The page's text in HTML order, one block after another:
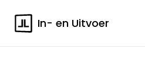
In- en Uitvoer